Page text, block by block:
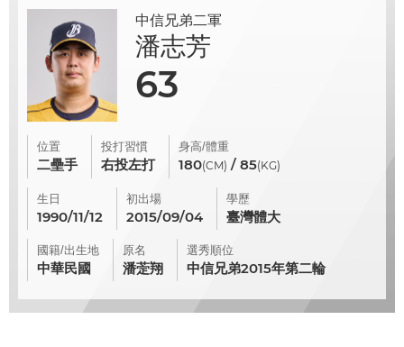
中信兄弟二軍
潘志芳
63
位置
二壘手
投打習慣
右投左打
身高/體重
180(CM) / 85(KG)
生日
1990/11/12
初出場
2015/09/04
學歷
臺灣體大
國籍/出生地
中華民國
原名
潘萣翔
選秀順位
中信兄弟2015年第二輪